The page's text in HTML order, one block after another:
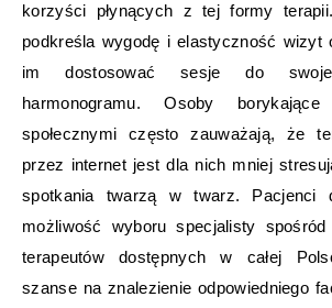
korzyści płynących z tej formy
podkreśla wygodę i elastyczność wizyt
im dostosować sesje do
harmonogramu. Osoby
społecznymi często zauważają, że
przez internet jest dla nich mniej
spotkania twarzą w twarz. Pacjenci
możliwość wyboru specjalisty
terapeutów dostępnych w całej
szanse na znalezienie odpowiedniego